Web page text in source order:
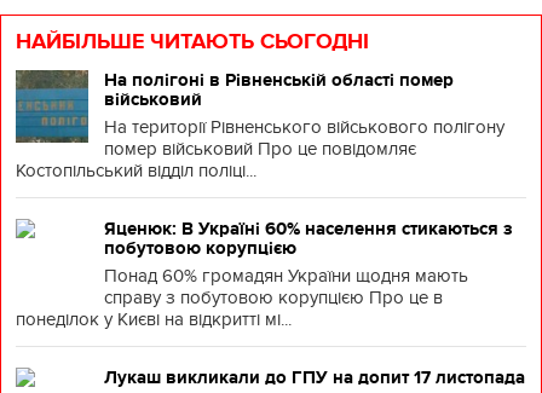
НАЙБІЛЬШЕ ЧИТАЮТЬ СЬОГОДНІ
На полігоні в Рівненській області помер
військовий
На території Рівненського військового полігону
помер військовий Про це повідомляє
Костопільський відділ поліці...
Яценюк: В Україні 60% населення стикаються з
побутовою корупцією
Понад 60% громадян України щодня мають
справу з побутовою корупцією Про це в
понеділок у Києві на відкритті мі...
Лукаш викликали до ГПУ на допит 17 листопада